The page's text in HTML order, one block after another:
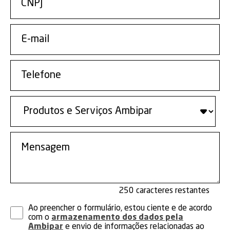
250
Ao preencher o formulário, estou ciente e de acordo
com o armazenamento dos dados pela
Ambipar e envio de informações relacionadas ao